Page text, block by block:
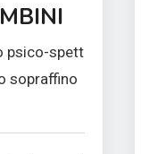
psico-spett
sopraffino